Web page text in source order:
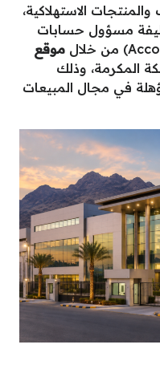
الاستهلاكية،
مسؤول حسابات
موقع
المكرمة، وذلك
في مجال المبيعات